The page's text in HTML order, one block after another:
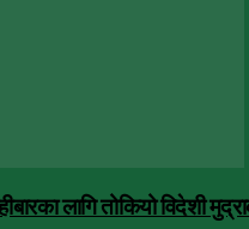
लागि तोकियो विदेशी